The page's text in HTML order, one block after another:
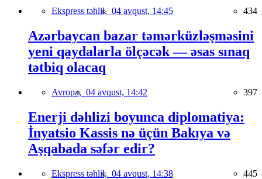
Ekspress təhlil, 04 avqust, 14:45 434
Azərbaycan bazar təmərküzləşməsini
yeni qaydalarla ölçəcək — əsas sınaq
tətbiq olacaq
Avropa, 04 avqust, 14:42 397
Enerji dəhlizi boyunca diplomatiya:
İnyatsio Kassis nə üçün Bakıya və
Aşqabada səfər edir?
Ekspress təhlil, 04 avqust, 14:38 445